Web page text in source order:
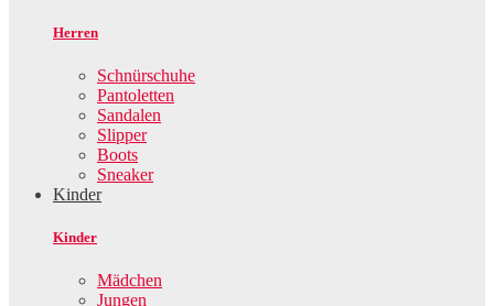
Herren
Schnürschuhe
Pantoletten
Sandalen
Slipper
Boots
Sneaker
Kinder
Kinder
Mädchen
Jungen